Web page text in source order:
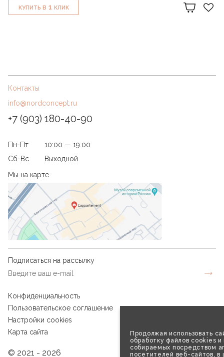
Продолжая использовать
обработку файлов cookies и
собираемых посредством
посетителей веб-сайтов, в
КУПИТЬ В 1 КЛИК
Контакты
info@nordconcept.ru
+7 (903) 180-40-90
Пн-Пт
10:00 — 19.00
Сб-Вс
Выходной
Мы на карте
Подписаться на рассылку
Конфиденциальность
Пользовательское соглашение
Настройки cookies
Карта сайта
© 2021 - 2026